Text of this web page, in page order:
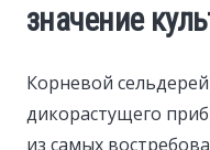
значение
Корневой
дикорастущего
из самых